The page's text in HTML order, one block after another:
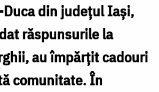
din judeţul Iaşi,
răspunsurile la
au împărţit cadouri
comunitate. În